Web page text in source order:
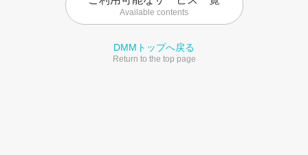
Available contents
DMMトップへ戻る
Return to the top page